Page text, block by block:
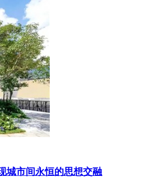
城市间永恒的思想交融